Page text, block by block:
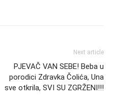
Next article
PJEVAČ VAN SEBE! Beba u
porodici Zdravka Čolića, Una
sve otkrila, SVI SU ZGRŽENI!!!